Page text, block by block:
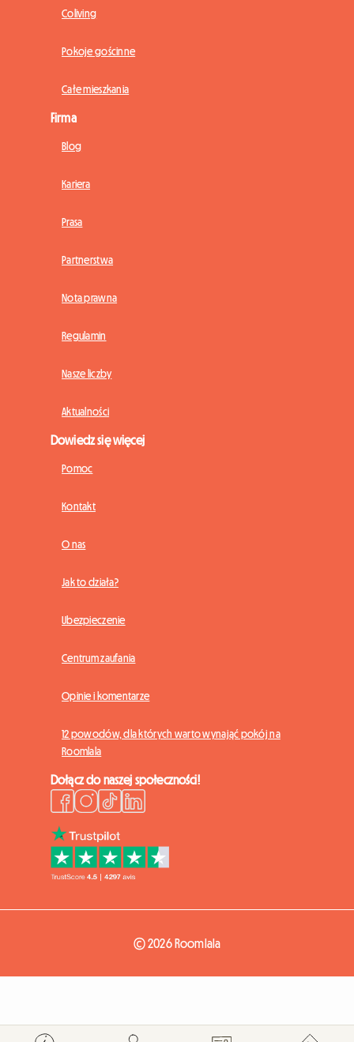
Coliving
Pokoje gościnne
Całe mieszkania
Firma
Blog
Kariera
Prasa
Partnerstwa
Nota prawna
Regulamin
Nasze liczby
Aktualności
Dowiedz się więcej
Pomoc
Kontakt
O nas
Jak to działa?
Ubezpieczenie
Centrum zaufania
Opinie i komentarze
12 powodów, dla których warto wynająć pokój na
Roomlala
Dołącz do naszej społeczności!
© 2026 Roomlala